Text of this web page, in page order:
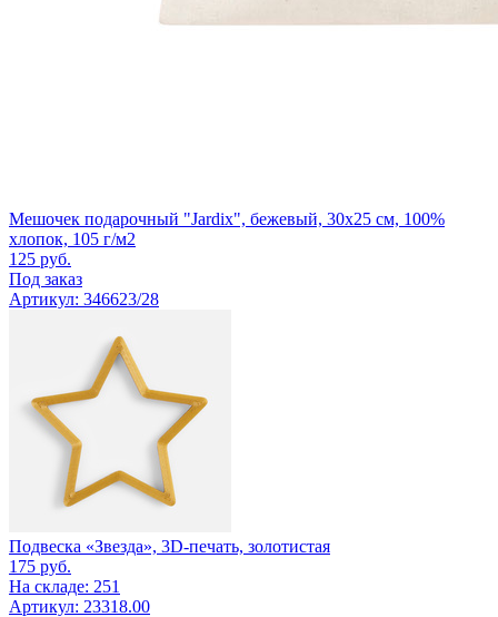
Мешочек подарочный "Jardix", бежевый, 30x25 см, 100%
хлопок, 105 г/м2
125 руб.
Под заказ
Артикул: 346623/28
Подвеска «Звезда», 3D-печать, золотистая
175 руб.
На складе: 251
Артикул: 23318.00